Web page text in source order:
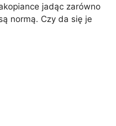
jadąc zarówno
normą. Czy da się je